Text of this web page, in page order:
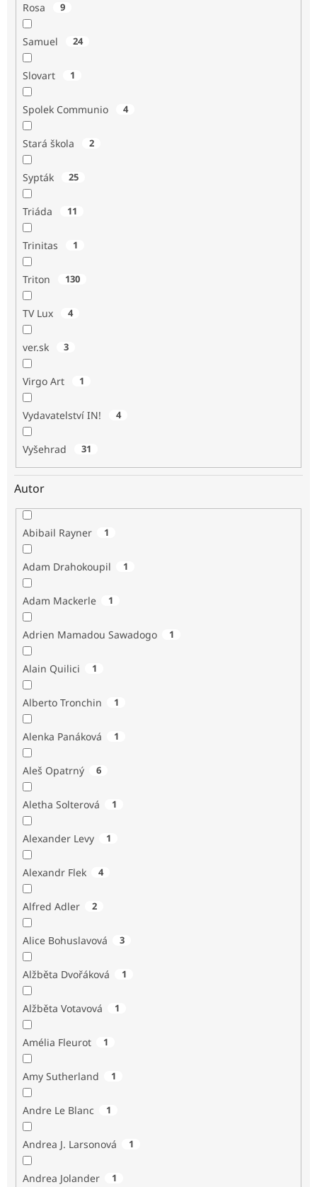
Rosa 9
Samuel 24
Slovart 1
Spolek Communio 4
Stará škola 2
Sypták 25
Triáda 11
Trinitas 1
Triton 130
TV Lux 4
ver.sk 3
Virgo Art 1
Vydavatelství IN! 4
Vyšehrad 31
Autor
Abibail Rayner 1
Adam Drahokoupil 1
Adam Mackerle 1
Adrien Mamadou Sawadogo 1
Alain Quilici 1
Alberto Tronchin 1
Alenka Panáková 1
Aleš Opatrný 6
Aletha Solterová 1
Alexander Levy 1
Alexandr Flek 4
Alfred Adler 2
Alice Bohuslavová 3
Alžběta Dvořáková 1
Alžběta Votavová 1
Amélia Fleurot 1
Amy Sutherland 1
Andre Le Blanc 1
Andrea J. Larsonová 1
Andrea Jolander 1